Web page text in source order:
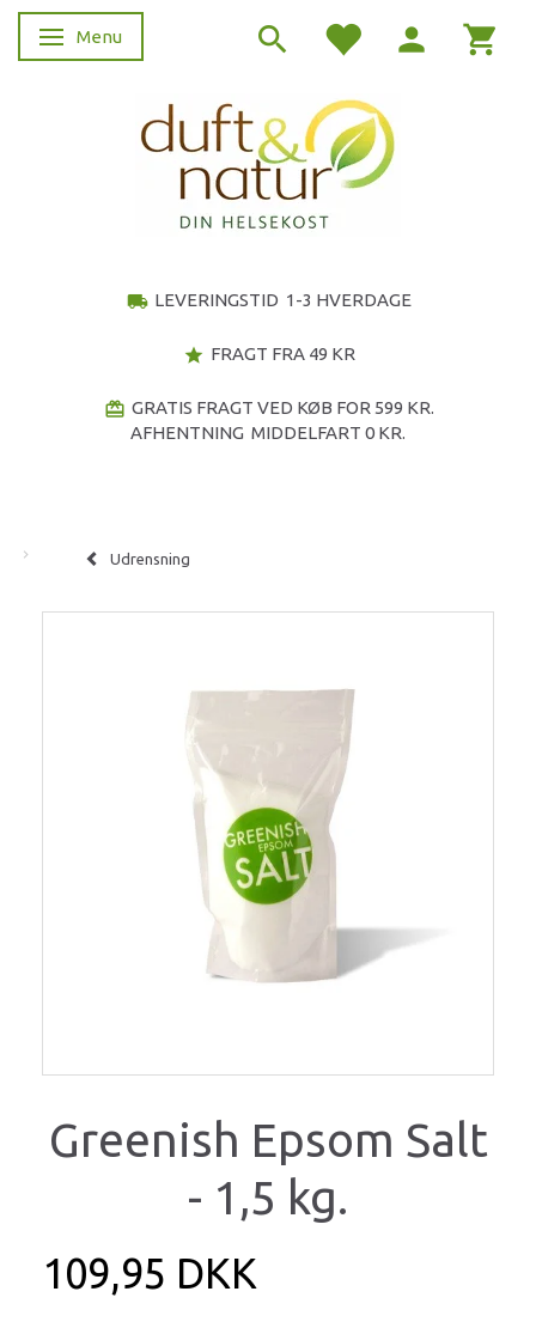
Skifte navigation
Menu
local_shipping LEVERINGSTID 1-3 HVERDAGE
star FRAGT FRA 49 KR
redeem GRATIS FRAGT VED KØB FOR 599 KR.
AFHENTNING MIDDELFART 0 KR.
Udrensning
Greenish Epsom Salt
- 1,5 kg.
109,95 DKK